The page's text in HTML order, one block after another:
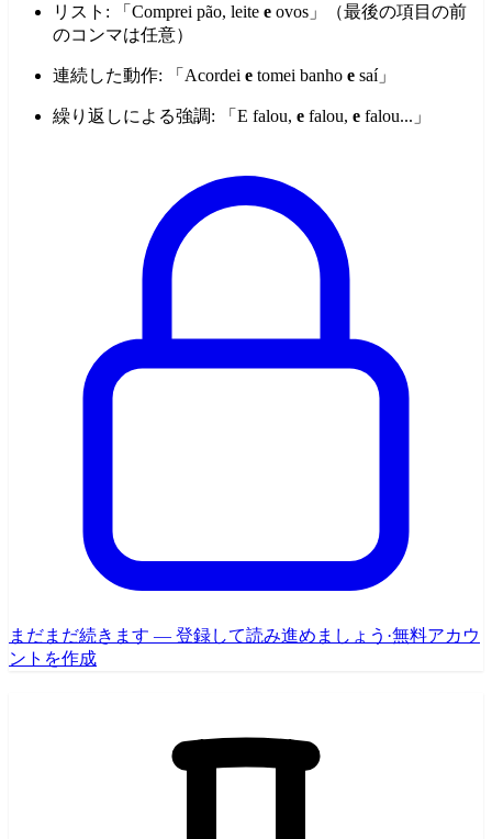
リスト: 「Comprei pão, leite e ovos」（最後の項目の前
のコンマは任意）
連続した動作: 「Acordei e tomei banho e saí」
繰り返しによる強調: 「E falou, e falou, e falou...」
まだまだ続きます — 登録して読み進めましょう ·無料アカウ
ントを作成